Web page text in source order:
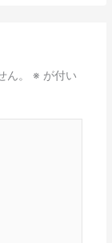
。 ※ が付い